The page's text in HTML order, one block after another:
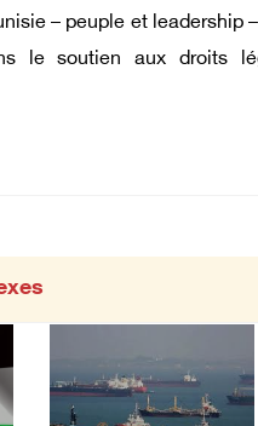
– peuple et
le soutien aux droits